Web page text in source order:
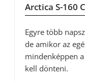
Arctica S-160 C
Egyre több
de amikor az
mindenképpen
kell dönteni.